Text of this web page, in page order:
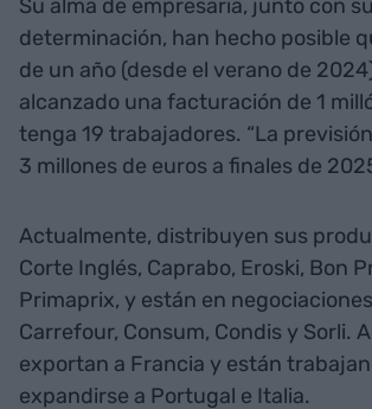
Su alma de empresaria, junto con
determinación, han hecho posible
de un año (desde el verano de
alcanzado una facturación de 1
tenga 19 trabajadores. “La
3 millones de euros a finales de
Actualmente, distribuyen sus
Corte Inglés, Caprabo, Eroski, Bon
Primaprix, y están en
Carrefour, Consum, Condis y Sorli.
exportan a Francia y están
expandirse a Portugal e Italia.